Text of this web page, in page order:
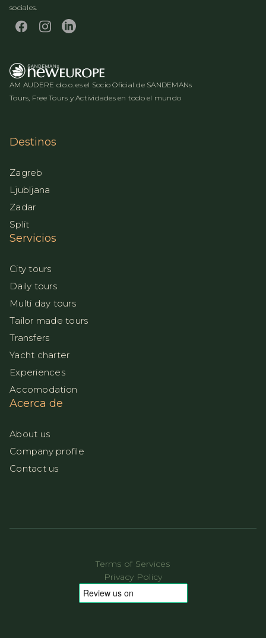
sociales.
AM AUDERE d.o.o. es el Socio Oficial de SANDEMANs
Tours, Free Tours y Actividades en todo el mundo
Destinos
Zagreb
Ljubljana
Zadar
Split
Servicios
City tours
Daily tours
Multi day tours
Tailor made tours
Transfers
Yacht charter
Experiences
Accomodation
Acerca de
About us
Company profile
Contact us
Terms of Services
Privacy Policy